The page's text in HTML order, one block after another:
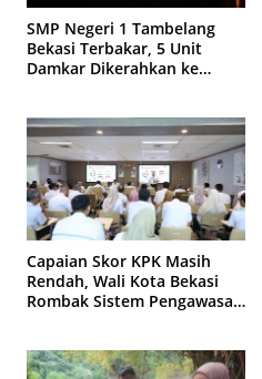
SMP Negeri 1 Tambelang
Bekasi Terbakar, 5 Unit
Damkar Dikerahkan ke
Capaian Skor KPK Masih
Rendah, Wali Kota Bekasi
Rombak Sistem Pengawasan